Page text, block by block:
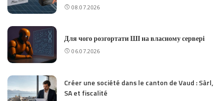
08.07.2026
Для чого розгортати ШІ на власному сервері
06.07.2026
Créer une société dans le canton de Vaud : Sàrl,
SA et fiscalité